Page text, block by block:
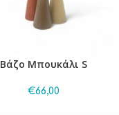
Βάζο Μπουκάλι S
€66,00